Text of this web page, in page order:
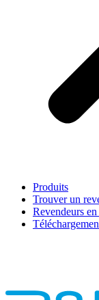
Produits
Trouver un
Revendeurs